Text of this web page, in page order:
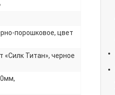
порошковое, цвет
Титан», черное